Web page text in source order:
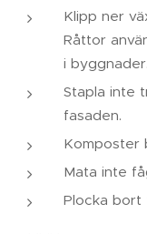
Klipp ner
Råttor
i byggnader.
Stapla inte
fasaden.
Komposter
Mata inte
Plocka bort